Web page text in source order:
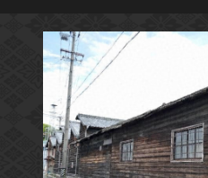
トップ
作品一覧